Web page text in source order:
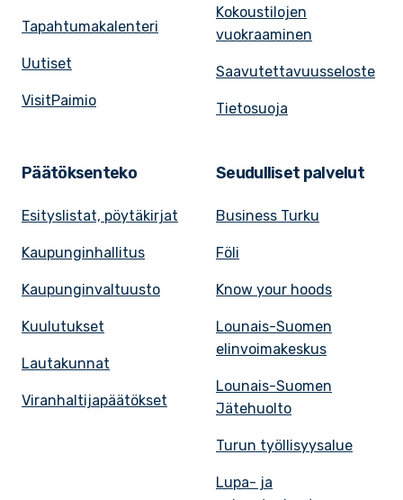
Tapahtumakalenteri
Uutiset
VisitPaimio
Kokoustilojen
vuokraaminen
Saavutettavuusseloste
Tietosuoja
Päätöksenteko
Esityslistat, pöytäkirjat
Kaupunginhallitus
Kaupunginvaltuusto
Kuulutukset
Lautakunnat
Viranhaltijapäätökset
Seudulliset palvelut
Business Turku
Föli
Know your hoods
Lounais-Suomen
elinvoimakeskus
Lounais-Suomen
Jätehuolto
Turun työllisyysalue
Lupa- ja